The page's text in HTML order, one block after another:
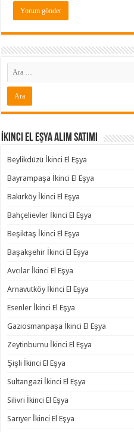
İkinci El Eşya Alım Satımı
Beylikdüzü İkinci El Eşya
Bayrampaşa İkinci El Eşya
Bakırköy İkinci El Eşya
Bahçelievler İkinci El Eşya
Beşiktaş İkinci El Eşya
Başakşehir İkinci El Eşya
Avcılar İkinci El Eşya
Arnavutköy İkinci El Eşya
Esenler İkinci El Eşya
Gaziosmanpaşa İkinci El Eşya
Zeytinburnu İkinci El Eşya
Şişli İkinci El Eşya
Sultangazi İkinci El Eşya
Silivri İkinci El Eşya
Sarıyer İkinci El Eşya